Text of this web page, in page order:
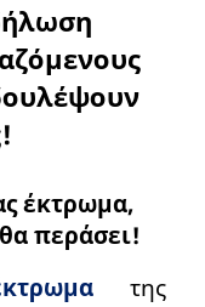
έκτρωμα,
περάσει!
της